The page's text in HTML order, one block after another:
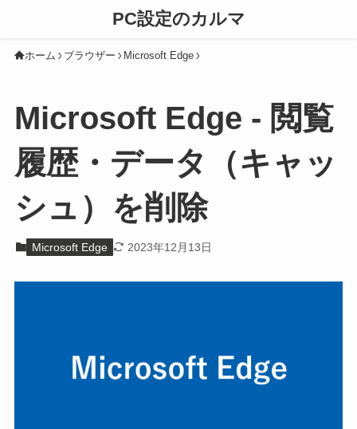
PC設定のカルマ
ホーム ブラウザー Microsoft Edge
Microsoft Edge - 閲覧
履歴・データ（キャッ
シュ）を削除
Microsoft Edge 2023年12月13日